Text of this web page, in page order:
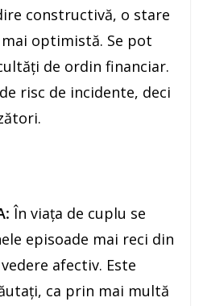
constructivă, o stare
optimistă. Se pot
de ordin financiar.
risc de incidente, deci
În viaţa de cuplu se
episoade mai reci din
afectiv. Este
ca prin mai multă